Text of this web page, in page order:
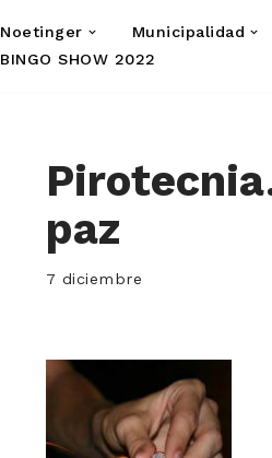
Noetinger Municipalidad
BINGO SHOW 2022
paz
7 diciembre